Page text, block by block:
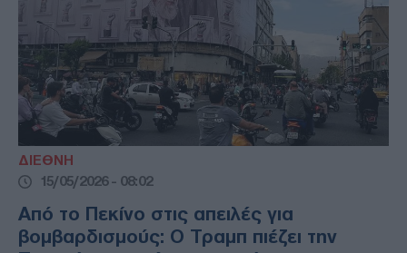
ΔΙΕΘΝΗ
15/05/2026 - 08:02
Από το Πεκίνο στις απειλές για
βομβαρδισμούς: Ο Τραμπ πιέζει την